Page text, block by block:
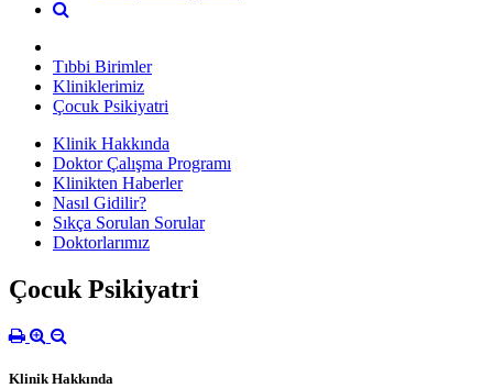
Tıbbi Birimler
Kliniklerimiz
Çocuk Psikiyatri
Klinik Hakkında
Doktor Çalışma Programı
Klinikten Haberler
Nasıl Gidilir?
Sıkça Sorulan Sorular
Doktorlarımız
Çocuk Psikiyatri
Klinik Hakkında